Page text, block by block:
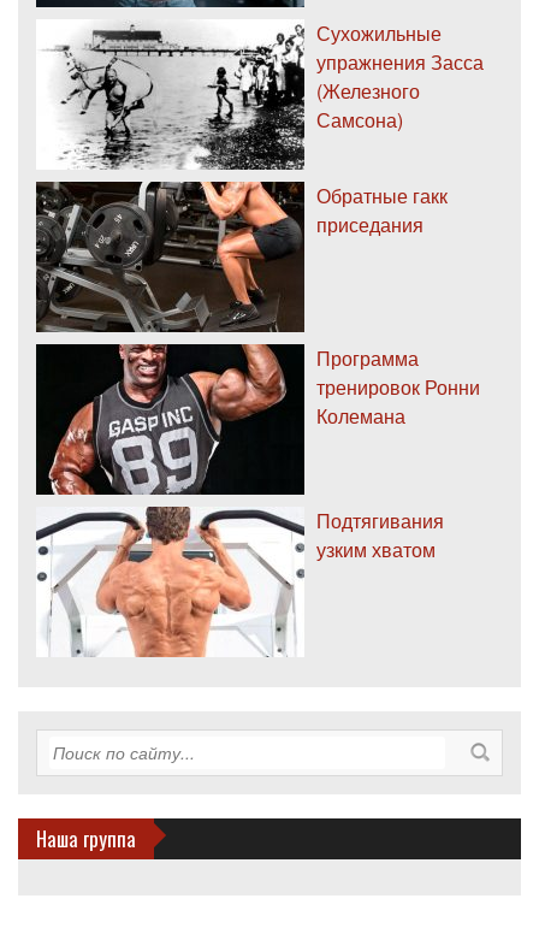
Сухожильные
упражнения Засса
(Железного
Самсона)
Обратные гакк
приседания
Программа
тренировок Ронни
Колемана
Подтягивания
узким хватом
Наша группа